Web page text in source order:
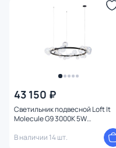
43 150 ₽
Светильник подвесной Loft It
Molecule G9 3000K 5W
В наличии 14 шт.